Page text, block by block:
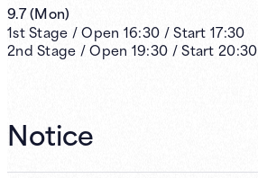
9.7(Mon)
1stStage /Open 16:30 /Start 17:30
2nd Stage /Open 19:30 /Start 20:30
Notice